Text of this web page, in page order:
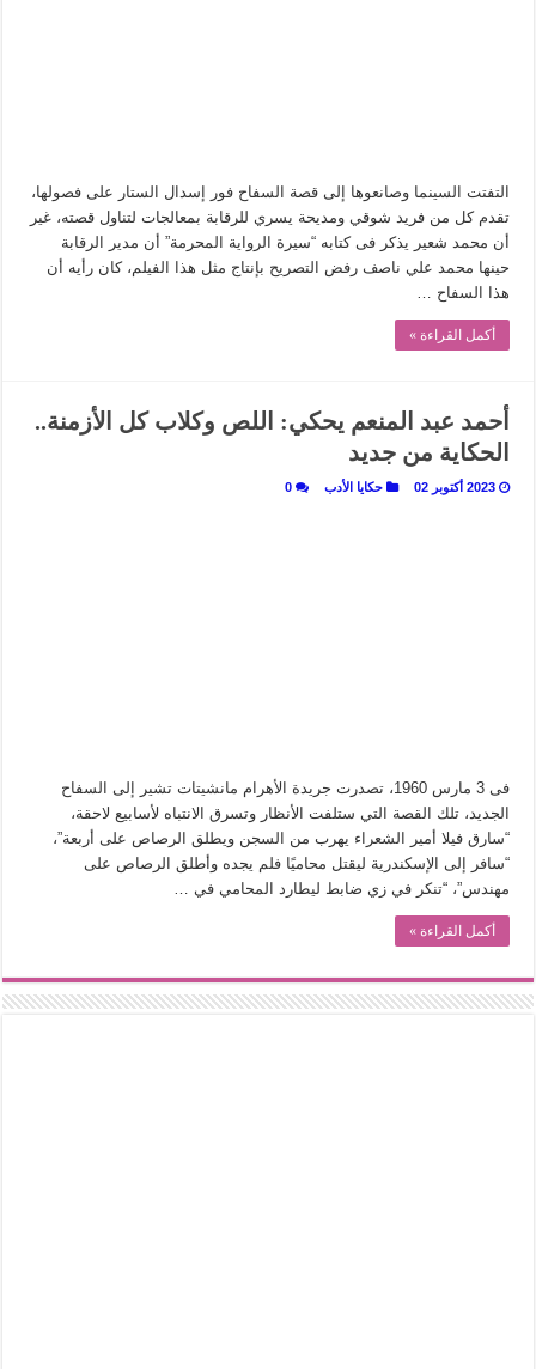
عوالم منصورة عز الدين.. حين يصبح الزمن بطل الرواية
الطعام في الحضارة الإسلامية.. تاريخ يُقرأ بالنكهات
يوم شاهدت زينات صدقي على المسرح وسرحت!
التفتت السينما وصانعوها إلى قصة السفاح فور إسدال الستار على فصولها،
تقدم كل من فريد شوقي ومديحة يسري للرقابة بمعالجات لتناول قصته، غير
أن محمد شعير يذكر فى كتابه “سيرة الرواية المحرمة” أن مدير الرقابة
حينها محمد علي ناصف رفض التصريح بإنتاج مثل هذا الفيلم، كان رأيه أن
هذا السفاح …
أكمل القراءة »
أحمد عبد المنعم يحكي: اللص وكلاب كل الأزمنة..
الحكاية من جديد
2023 أكتوبر 02 حكايا الأدب 0
فى 3 مارس 1960، تصدرت جريدة الأهرام مانشيتات تشير إلى السفاح
الجديد، تلك القصة التي ستلفت الأنظار وتسرق الانتباه لأسابيع لاحقة،
“سارق فيلا أمير الشعراء يهرب من السجن ويطلق الرصاص على أربعة”،
“سافر إلى الإسكندرية ليقتل محاميًا فلم يجده وأطلق الرصاص على
مهندس”، “تنكر في زي ضابط ليطارد المحامي في …
أكمل القراءة »